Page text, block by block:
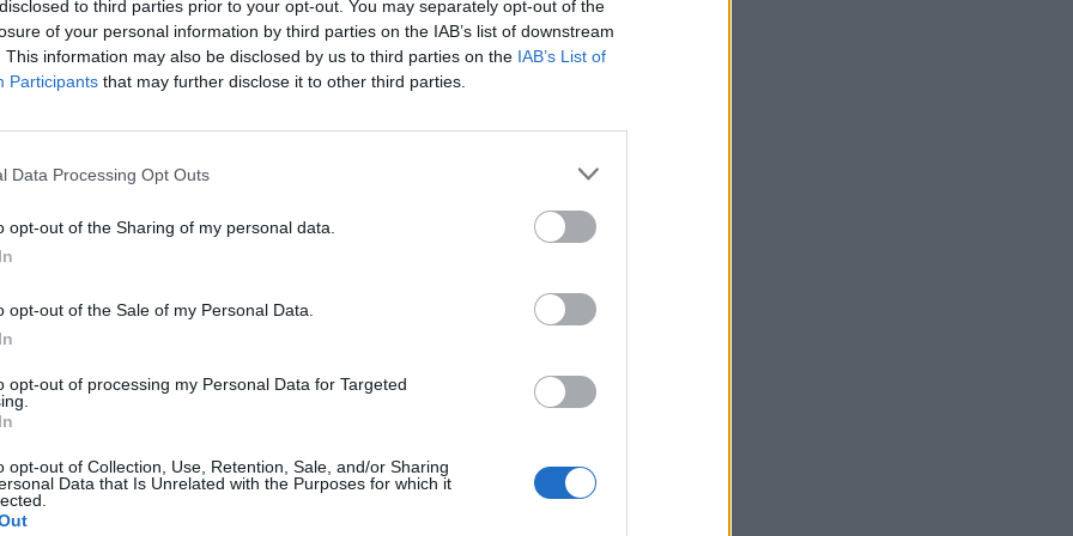
to third parties prior to your opt-out. You may separately opt-out of the
of your personal information by third parties on the IAB’s list of downstream
This information may also be disclosed by us to third parties on the IAB’s List of
Participants that may further disclose it to other third parties.
Data Processing Opt Outs
opt-out of the Sharing of my personal data.
opt-out of the Sale of my Personal Data.
opt-out of processing my Personal Data for Targeted
opt-out of Collection, Use, Retention, Sale, and/or Sharing
Data that Is Unrelated with the Purposes for which it
unissexo e está disponível na cor preta em tamanhos que variam,
sobre o
.